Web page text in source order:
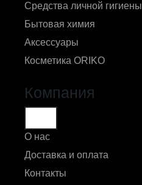
Средства личной гигиены
Бытовая химия
Аксессуары
Косметика ORIKO
Компания
О нас
Доставка и оплата
Контакты